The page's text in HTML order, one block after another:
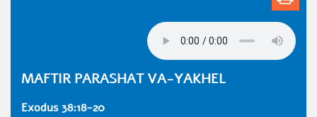
MAFTIR PARASHAT VA-YAKHEL
Exodus 38:18-20